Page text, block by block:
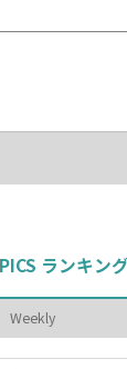
ランキン
Weekly